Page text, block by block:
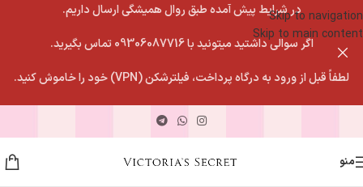
Skip to navigation
Skip to main content
در شرایط پیش آمده طبق روال همیشگی ارسال داریم.
اگر سوالی داشتید میتونید با 09306087716 تماس بگیرید.
لطفاً قبل از ورود به درگاه پرداخت، فیلترشکن (VPN) خود را خاموش کنید.
منو